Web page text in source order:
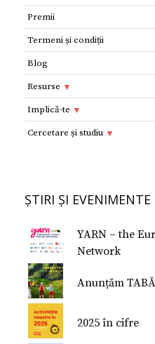
Premii
Termeni și condiții
Blog
Resurse
Resurse
Adolescenţi şi tineri
Formularul E 112
Implică-te
Implică-te
Donează
Cercetare și studiu
Conferinţe Medicale
Studiu Temerarii
Nu Mi-e Frică!
ȘTIRI ȘI EVENIMENTE
YARN – the
Network
Anunțăm
2025 în cifre